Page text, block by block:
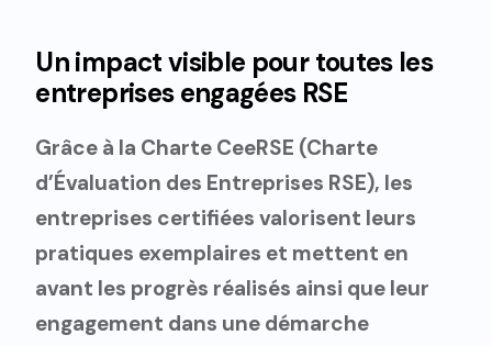
Un impact visible pour toutes les
entreprises engagées RSE
Grâce à la Charte CeeRSE (Charte
d’Évaluation des Entreprises RSE), les
entreprises certifiées valorisent leurs
pratiques exemplaires et mettent en
avant les progrès réalisés ainsi que leur
engagement dans une démarche